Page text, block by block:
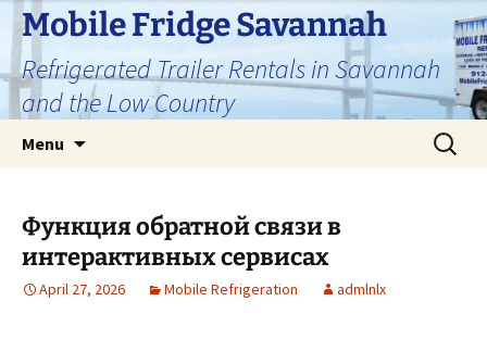
Skip
content
Mobile Fridge Savannah
Refrigerated Trailer Rentals in Savannah
and the Low Country
Menu
Search
for:
Функция обратной связи в
интерактивных сервисах
April 27, 2026 Mobile Refrigeration admlnlx